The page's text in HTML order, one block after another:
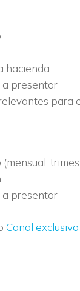
hacienda
a presentar
para
a presentar
Canal